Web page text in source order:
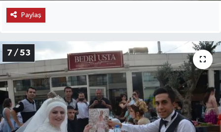
Paylaş
7 / 53